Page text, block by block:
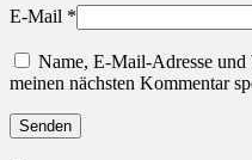
E-Mail *
Name, E-Mail-Adresse
meinen nächsten Kommentar